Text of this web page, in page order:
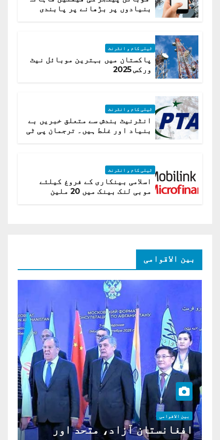
بنیادوں پر بڑھانے پر پابندی
ٹیلی کام و انٹرنٹ
پاکستان میں بہترین موبائل نیٹ
ورکس 2025
ٹیلی کام و انٹرنٹ
انٹرنیٹ بندش سے متعلق خبریں بے
بنیاد اور غلط ہیں۔ ترجمان پی ٹی
ٹیلی کام و انٹرنٹ
اسلامی بینکاری کے فروغ کیلئے
موبی لنک بینک میں 20 ملین
بین الاقوامی
بین الاقوامی
افغانستان آزاد، متحد اور